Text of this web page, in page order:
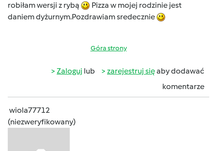
robiłam wersji z rybą
Pizza w mojej rodzinie jest
daniem dyżurnym.Pozdrawiam sredecznie
Góra strony
Zaloguj lub zarejestruj sięaby dodawać
komentarze
wiola77712
(niezweryfikowany)